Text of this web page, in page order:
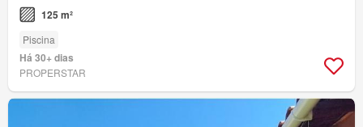
125 m²
Piscina
Há 30+ dias
PROPERSTAR